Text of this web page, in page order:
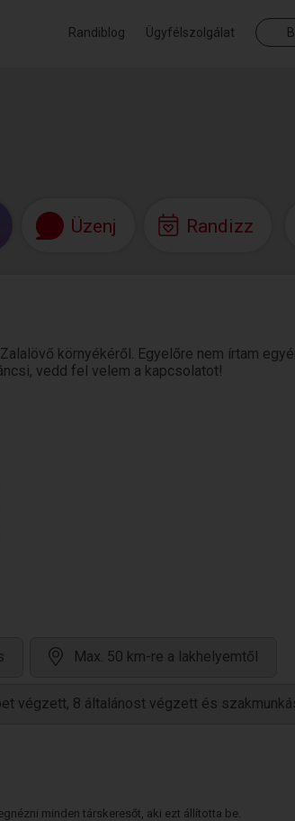
Randiblog Ügyfélszolgálat
Üzenj Randizz
környékéről. Egyelőre nem írtam
vedd fel velem a kapcsolatot!
Max. 50 km-re a lakhelyemtől
végzett, 8 általánost végzett és
minden társkeresőt, aki ezt állította be.